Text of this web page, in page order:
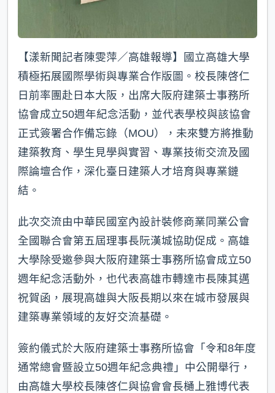
【漾新聞記者陳雯萍／高雄報導】國立高雄大學
積極拓展國際學術與專業合作版圖。校長陳啓仁
日前率團赴日本大阪，出席大阪府建築士事務所
協會成立50週年紀念活動，並代表學校與該協會
正式簽署合作備忘錄（MOU），未來雙方將推動
建築教育、學生見學與實習、專業技術交流及國
際論壇合作，深化臺日建築人才培育與專業鏈
結。
此次交流由中華民國室內設計裝修商業同業公會
全國聯合會第五屆理事長阮漢城協助促成。高雄
大學除受邀參與大阪府建築士事務所協會成立50
週年紀念活動外，也代表高雄市轉達市長陳其邁
祝賀函，展現高雄與大阪長期以來在城市發展與
建築專業領域的友好交流基礎。
簽約儀式於大阪府建築士事務所協會「令和8年度
通常總會暨設立50週年紀念典禮」中公開舉行，
由高雄大學校長陳啓仁與協會會長樋上雅博代表